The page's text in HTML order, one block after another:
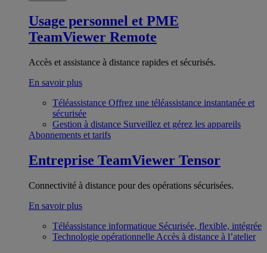
Usage personnel et PME
TeamViewer Remote
Accès et assistance à distance rapides et sécurisés.
En savoir plus
Téléassistance Offrez une téléassistance instantanée et
sécurisée
Gestion à distance Surveillez et gérez les appareils
Abonnements et tarifs
Entreprise TeamViewer Tensor
Connectivité à distance pour des opérations sécurisées.
En savoir plus
Téléassistance informatique Sécurisée, flexible, intégrée
Technologie opérationnelle Accès à distance à l’atelier